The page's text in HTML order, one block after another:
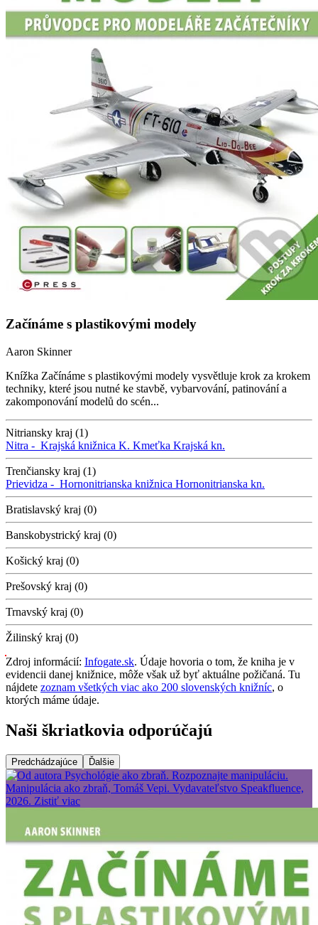
Začínáme s plastikovými modely
Aaron Skinner
Knížka Začínáme s plastikovými modely vysvětluje krok za krokem
techniky, které jsou nutné ke stavbě, vybarvování, patinování a
zakomponování modelů do scén...
Nitriansky kraj (1)
Nitra - Krajská knižnica K. Kmeťka Krajská kn.
Trenčiansky kraj (1)
Prievidza - Hornonitrianska knižnica Hornonitrianska kn.
Bratislavský kraj (0)
Banskobystrický kraj (0)
Košický kraj (0)
Prešovský kraj (0)
Trnavský kraj (0)
Žilinský kraj (0)
Zdroj informácií: Infogate.sk. Údaje hovoria o tom, že kniha je v
evidencii danej knižnice, môže však už byť aktuálne požičaná. Tu
nájdete zoznam všetkých viac ako 200 slovenských knižníc, o
ktorých máme údaje.
Naši škriatkovia odporúčajú
Predchádzajúce Ďalšie